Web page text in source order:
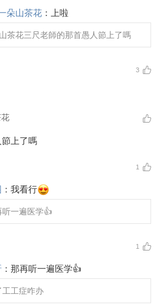
朵山茶花 ： 上啦
茶花三尺老師的那首愚人節上了嗎
3
上了嗎
1
： 我看行
听一遍医学👍
1
： 那再听一遍医学👍
工工症咋办